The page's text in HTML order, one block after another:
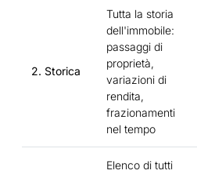
2. Storica
Tutta la storia
dell'immobile:
passaggi di
proprietà,
variazioni di
rendita,
frazionamenti
nel tempo
Elenco di tutti